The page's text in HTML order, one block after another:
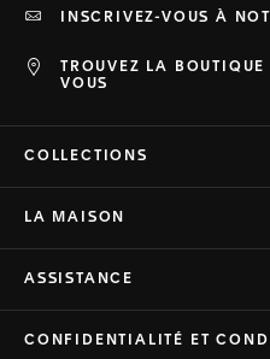
TROUVEZ LA
VOUS
INSCRIVEZ-VOUS À
COLLECTIONS
LA MAISON
ASSISTANCE
CONFIDENTIALITÉ ET